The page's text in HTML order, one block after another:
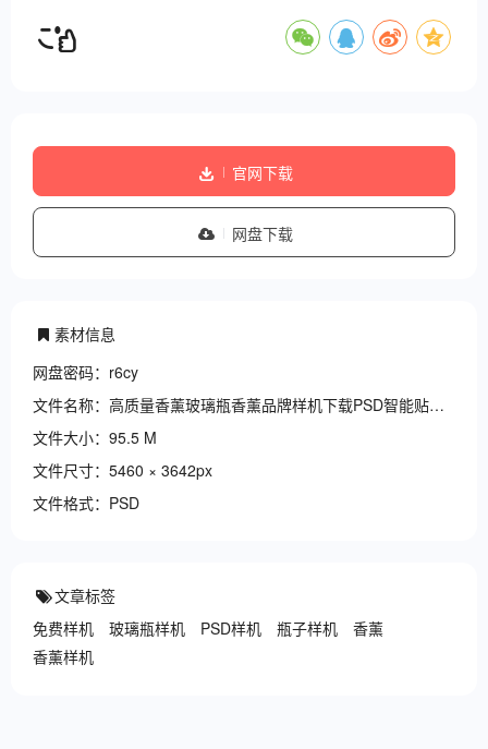
官网下载
网盘下载
素材信息
网盘密码：r6cy
文件名称：高质量香薰玻璃瓶香薰品牌样机下载PSD智能贴图下载.zip
文件大小：95.5 M
文件尺寸：5460 × 3642px
文件格式：PSD
文章标签
免费样机
玻璃瓶样机 PSD样机 瓶子样机
香薰
香薰样机